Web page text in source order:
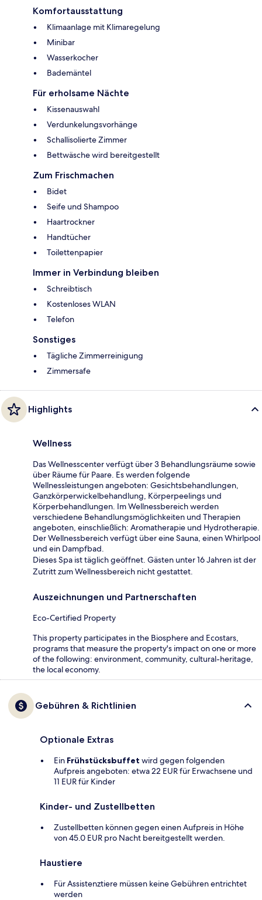
Komfortausstattung
Klimaanlage mit Klimaregelung
Minibar
Wasserkocher
Bademäntel
Für erholsame Nächte
Kissenauswahl
Verdunkelungsvorhänge
Schallisolierte Zimmer
Bettwäsche wird bereitgestellt
Zum Frischmachen
Bidet
Seife und Shampoo
Haartrockner
Handtücher
Toilettenpapier
Immer in Verbindung bleiben
Schreibtisch
Kostenloses WLAN
Telefon
Sonstiges
Tägliche Zimmerreinigung
Zimmersafe
Highlights
Wellness
Das Wellnesscenter verfügt über 3 Behandlungsräume sowie
über Räume für Paare. Es werden folgende
Wellnessleistungen angeboten: Gesichtsbehandlungen,
Ganzkörperwickelbehandlung, Körperpeelings und
Körperbehandlungen. Im Wellnessbereich werden
verschiedene Behandlungsmöglichkeiten und Therapien
angeboten, einschließlich: Aromatherapie und Hydrotherapie.
Der Wellnessbereich verfügt über eine Sauna, einen Whirlpool
und ein Dampfbad.
Dieses Spa ist täglich geöffnet. Gästen unter 16 Jahren ist der
Zutritt zum Wellnessbereich nicht gestattet.
Auszeichnungen und Partnerschaften
Eco-Certified Property
This property participates in the Biosphere and Ecostars,
programs that measure the property's impact on one or more
of the following: environment, community, cultural-heritage,
the local economy.
Gebühren & Richtlinien
Optionale Extras
Ein Frühstücksbuffet wird gegen folgenden
Aufpreis angeboten: etwa 22 EUR für Erwachsene und
11 EUR für Kinder
Kinder- und Zustellbetten
Zustellbetten können gegen einen Aufpreis in Höhe
von 45.0 EUR pro Nacht bereitgestellt werden.
Haustiere
Für Assistenztiere müssen keine Gebühren entrichtet
werden